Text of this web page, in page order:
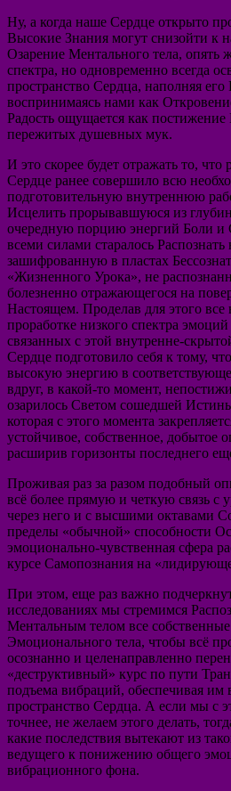
Ну, а когда наше Сердце открыто
Высокие Знания могут снизойти к
Озарение Ментального тела, опять
спектра, но одновременно всегда
пространство Сердца, наполняя
воспринимаясь нами как
Радость ощущается как
пережитых душевных мук.
И это скорее будет отражать то,
Сердце ранее совершило всю
подготовительную внутреннюю
Исцелить прорывавшуюся из глубин
очередную порцию энергий Боли и
всеми силами старалось
зашифрованную в пластах
«Жизненного Урока», не
болезненно отражающегося на
Настоящем. Проделав для этого
проработке низкого спектра
связанных с этой внутренне-
Сердце подготовило себя к тому,
высокую энергию в
вдруг, в какой-то момент,
озарилось Светом сошедшей
которая с этого момента
устойчивое, собственное, добытое
расширив горизонты последнего
Проживая раз за разом подобный
всё более прямую и четкую связь
через него и с высшими октавами
пределы «обычной» способности
эмоционально-чувственная сфера
курсе Самопознания на
При этом, еще раз важно
исследованиях мы стремимся
Ментальным телом все
Эмоционального тела, чтобы всё
осознанно и целенаправленно
«деструктивный» курс по пути
подъема вибраций, обеспечивая им
пространство Сердца. А если мы с
точнее, не желаем этого делать,
какие последствия вытекают из
ведущего к понижению общего
вибрационного фона.